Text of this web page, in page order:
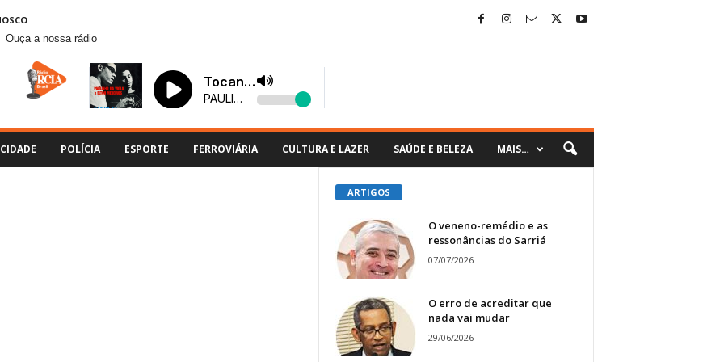
Ouça a nossa rádio
CIDADE POLÍCIA ESPORTE FERROVIÁRIA CULTURA E LAZER SAÚDE E BELEZA MAIS…
ARTIGOS
O veneno-remédio e as
ressonâncias do Sarriá
07/07/2026
O erro de acreditar que
nada vai mudar
29/06/2026